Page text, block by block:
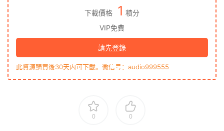
下載價格 1 積分
VIP免費
請先登錄
此資源購買後30天内可下載。微信号：audio999555
0 0